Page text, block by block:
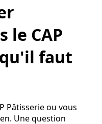
le CAP
faut
Pâtisserie ou vous
Une question